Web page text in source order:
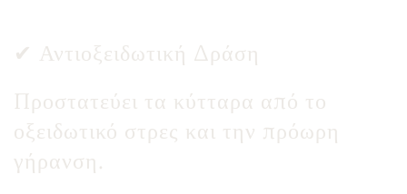
✔ Αντιοξειδωτική Δράση
Προστατεύει τα κύτταρα από το
οξειδωτικό στρες και την πρόωρη
γήρανση.